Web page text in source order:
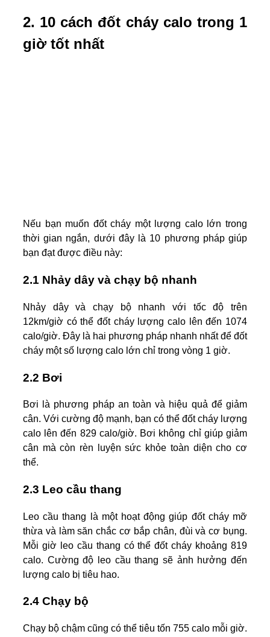
2. 10 cách đốt cháy calo trong 1
giờ tốt nhất
Nếu bạn muốn đốt cháy một lượng calo lớn trong
thời gian ngắn, dưới đây là 10 phương pháp giúp
bạn đạt được điều này:
2.1 Nhảy dây và chạy bộ nhanh
Nhảy dây và chạy bộ nhanh với tốc độ trên
12km/giờ có thể đốt cháy lượng calo lên đến 1074
calo/giờ. Đây là hai phương pháp nhanh nhất để đốt
cháy một số lượng calo lớn chỉ trong vòng 1 giờ.
2.2 Bơi
Bơi là phương pháp an toàn và hiệu quả để giảm
cân. Với cường độ mạnh, bạn có thể đốt cháy lượng
calo lên đến 829 calo/giờ. Bơi không chỉ giúp giảm
cân mà còn rèn luyện sức khỏe toàn diện cho cơ
thể.
2.3 Leo cầu thang
Leo cầu thang là một hoạt động giúp đốt cháy mỡ
thừa và làm săn chắc cơ bắp chân, đùi và cơ bụng.
Mỗi giờ leo cầu thang có thể đốt cháy khoảng 819
calo. Cường độ leo cầu thang sẽ ảnh hưởng đến
lượng calo bị tiêu hao.
2.4 Chạy bộ
Chạy bộ chậm cũng có thể tiêu tốn 755 calo mỗi giờ.